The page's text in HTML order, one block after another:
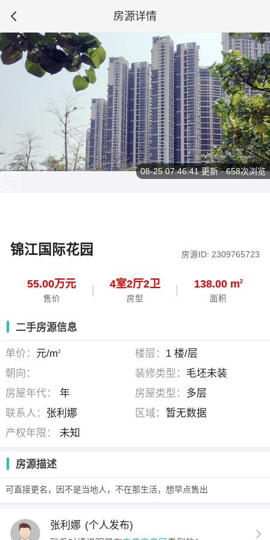
房源详情
锦江国际花园 房源ID: 2309765723
55.00万元
售价
4室2厅2卫
房型
138.00 m2
面积
08-25 07:46:41更新 · 658次浏览
二手房源信息
单价： 元/m2 楼层： 1 楼/层
朝向：
装修类型： 毛坯未装
房屋年代：
年 房屋类型： 多层
联系人： 张利娜 区域： 暂无数据
产权年限：
未知
房源描述
可直接更名，因不是当地人，不在那生活，想早点售出
张利娜 (个人发布)